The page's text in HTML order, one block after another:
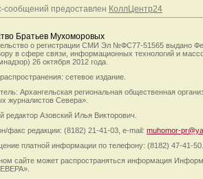
сообщений предоставлен КоллЦентр24
Братьев Мухоморовых
о регистрации СМИ Эл №ФС77-51565 выдано
в сфере связи, информационных технологий и
26 октября 2012 года.
сетевое издание.
Архангельская региональная общественная
журналистов Севера».
редактор Азовский Илья Викторович.
факс редакции: (8182) 21-41-03, e-mail: muhomor-
платной информации по телефону: (8182) 47-41-50.
сайте может распространяться информация